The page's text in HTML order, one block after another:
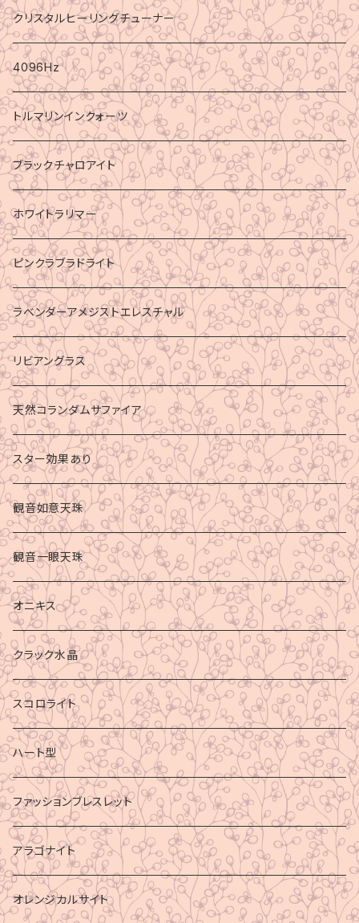
クリスタルヒーリングチューナー
4096Hz
トルマリンインクォーツ
ブラックチャロアイト
ホワイトラリマー
ピンクラブラドライト
ラベンダーアメジストエレスチャル
リビアングラス
天然コランダムサファイア
スター効果あり
観音如意天珠
観音一眼天珠
オニキス
クラック水晶
スコロライト
ハート型
ファッションブレスレット
アラゴナイト
オレンジカルサイト